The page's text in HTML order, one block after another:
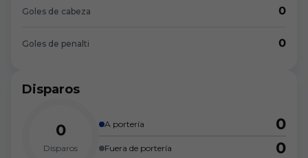
Goles de cabeza 0
Goles de penalti 0
Disparos
0
Disparos
A portería 0
Fuera de portería 0